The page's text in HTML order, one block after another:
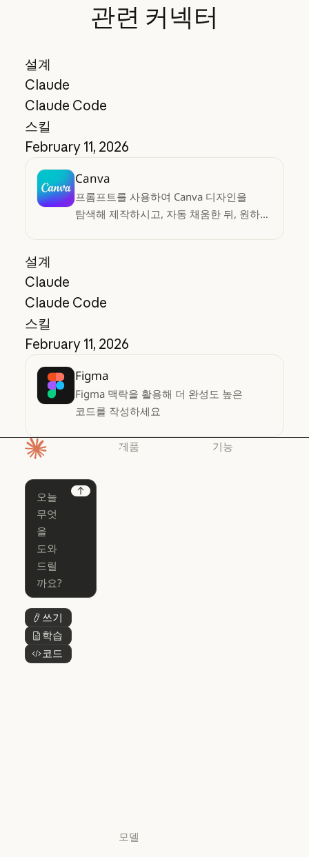
관련 커넥터
설계
Claude
Claude Code
스킬
February 11, 2026
Canva
프롬프트를 사용하여 Canva 디자인을
탐색해 제작하시고, 자동 채움한 뒤, 원하는
설계
Claude
Claude Code
스킬
February 11, 2026
Figma
Figma 맥락을 활용해 더 완성도 높은
코드를 작성하세요
Next
쓰기
버튼 텍스트
학습
버튼 텍스트
코드
버튼 텍스트
제품 기능
모델